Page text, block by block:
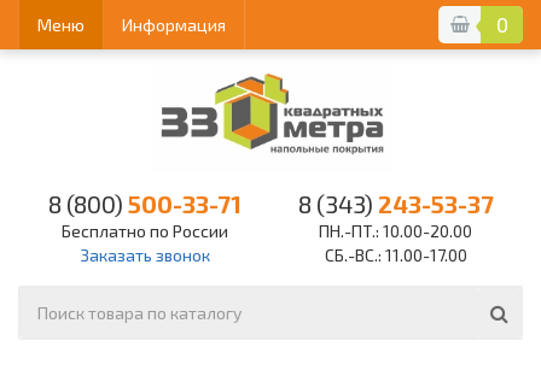
0
Меню Информация
8 (800) 500-33-71
Бесплатно по России
Заказать звонок
8 (343) 243-53-37
ПН.-ПТ.: 10.00-20.00
СБ.-ВС.: 11.00-17.00